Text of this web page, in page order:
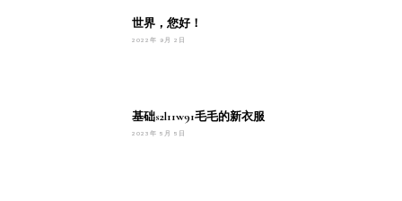
世界，您好！
2022年 9月 2日
基础s2l11w91毛毛的新衣服
2023年 5月 5日